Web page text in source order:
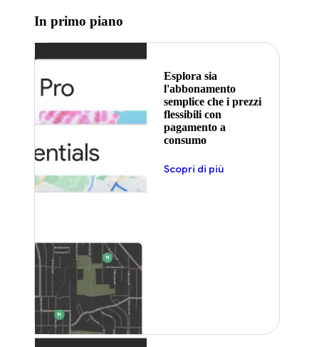
In primo piano
Esplora sia
l'abbonamento
semplice che i prezzi
flessibili con
pagamento a
consumo
Scopri di più